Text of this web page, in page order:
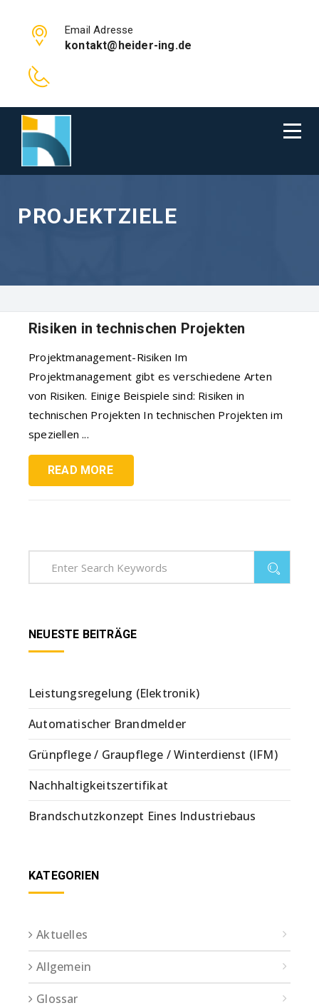
Email Adresse
kontakt@heider-ing.de
PROJEKTZIELE
Risiken in technischen Projekten
Projektmanagement-Risiken Im
Projektmanagement gibt es verschiedene Arten
von Risiken. Einige Beispiele sind: Risiken in
technischen Projekten In technischen Projekten im
speziellen ...
READ MORE
NEUESTE BEITRÄGE
Leistungsregelung (Elektronik)
Automatischer Brandmelder
Grünpflege / Graupflege / Winterdienst (IFM)
Nachhaltigkeitszertifikat
Brandschutzkonzept Eines Industriebaus
KATEGORIEN
Aktuelles
Allgemein
Glossar